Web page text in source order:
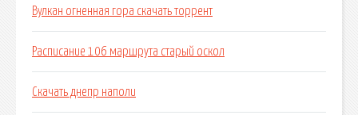
Вулкан огненная гора скачать торрент
Расписание 106 маршрута старый оскол
Скачать днепр наполи